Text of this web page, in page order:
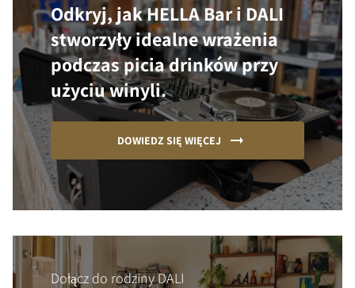
Odkryj, jak HELLA Bar i DALI
stworzyły idealne wrażenia
podczas picia drinków przy
użyciu winyli.
DOWIEDZ SIĘ WIĘCEJ
Dołącz do rodziny DALI